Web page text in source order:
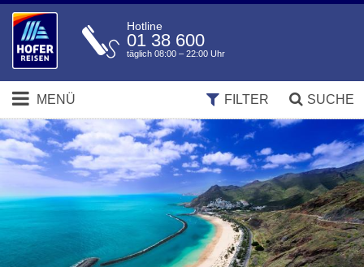
Hotline
01 38 600
täglich 08:00 – 22:00 Uhr
MENÜ SUCHE
FILTER